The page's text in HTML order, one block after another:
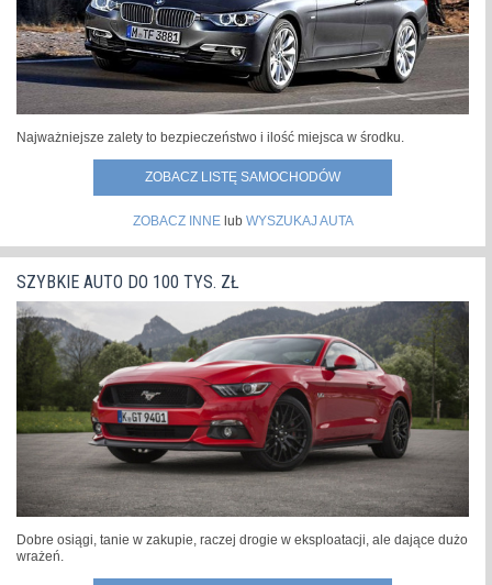
Najważniejsze zalety to bezpieczeństwo i ilość miejsca w środku.
ZOBACZ LISTĘ SAMOCHODÓW
ZOBACZ INNElub WYSZUKAJ AUTA
SZYBKIE AUTO DO 100 TYS. ZŁ
Dobre osiągi, tanie w zakupie, raczej drogie w eksploatacji, ale dające dużo
wrażeń.